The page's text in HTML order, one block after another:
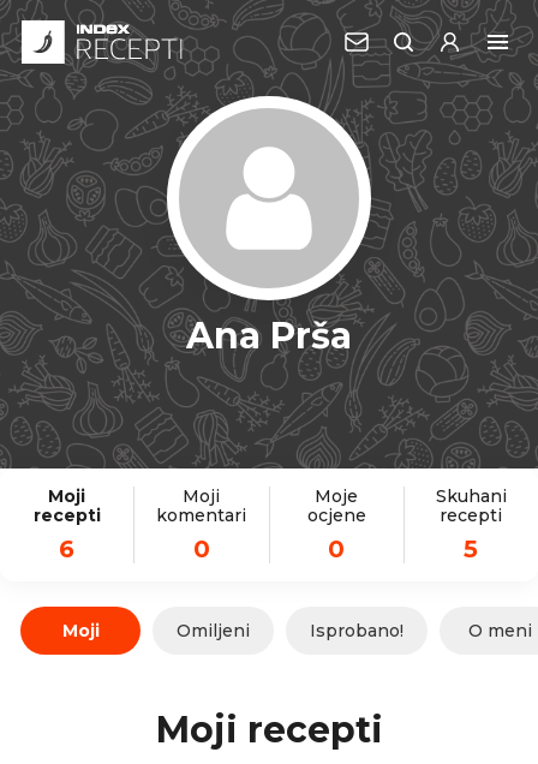
Ana Prša
Moji
recepti
6
Moji
komentari
0
Moje
ocjene
0
Skuhani
recepti
5
Moji Omiljeni Isprobano! O meni
Moji recepti